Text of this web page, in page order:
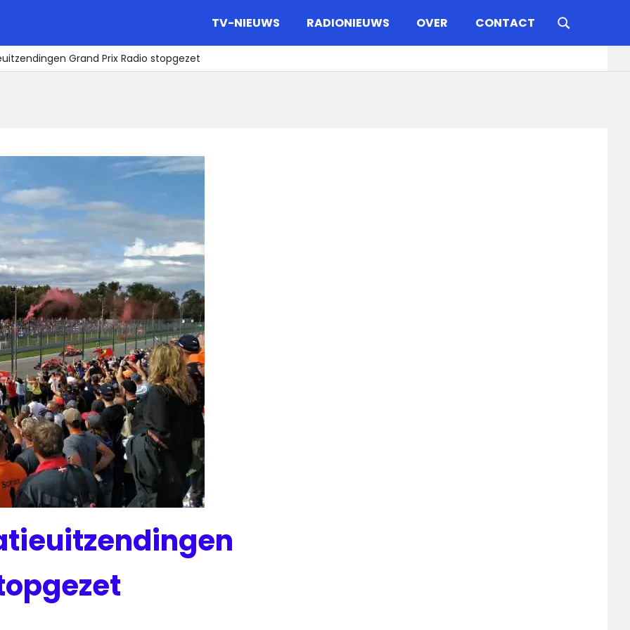
TV-NIEUWS RADIONIEUWS OVER CONTACT
Grand Prix Radio stopgezet